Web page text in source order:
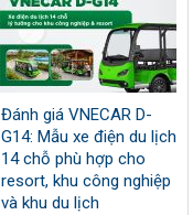
Đánh giá VNECAR D-
G14: Mẫu xe điện du lịch
14 chỗ phù hợp cho
resort, khu công nghiệp
và khu du lịch